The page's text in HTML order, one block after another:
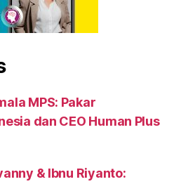
MPS: Pakar
dan CEO Human Plus
& Ibnu Riyanto: